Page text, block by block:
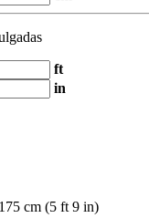
ft
in
cm (5 ft 9 in)